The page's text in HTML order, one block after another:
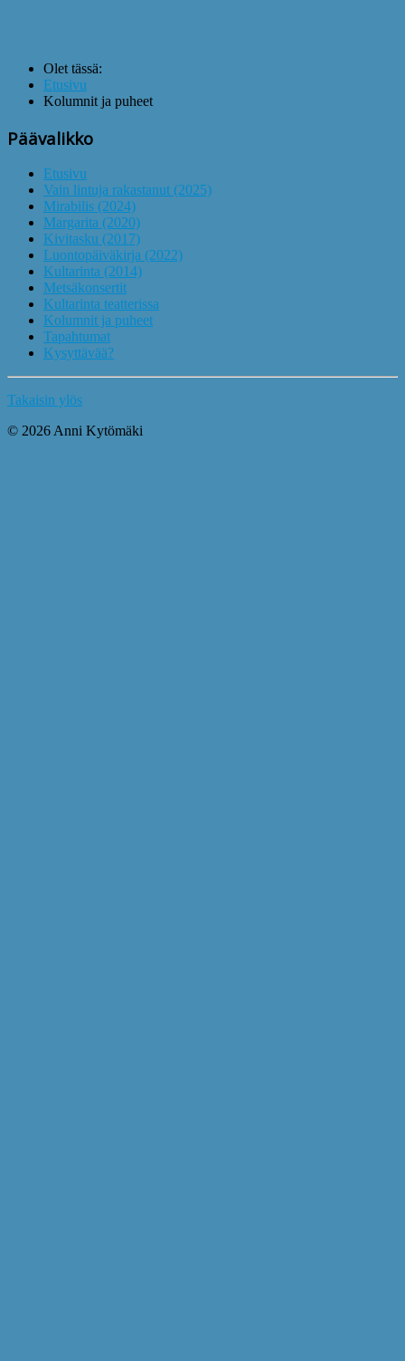
Olet tässä:
Etusivu
Kolumnit ja puheet
Päävalikko
Etusivu
Vain lintuja rakastanut (2025)
Mirabilis (2024)
Margarita (2020)
Kivitasku (2017)
Luontopäiväkirja (2022)
Kultarinta (2014)
Metsäkonsertit
Kultarinta teatterissa
Kolumnit ja puheet
Tapahtumat
Kysyttävää?
Takaisin ylös
© 2026 Anni Kytömäki